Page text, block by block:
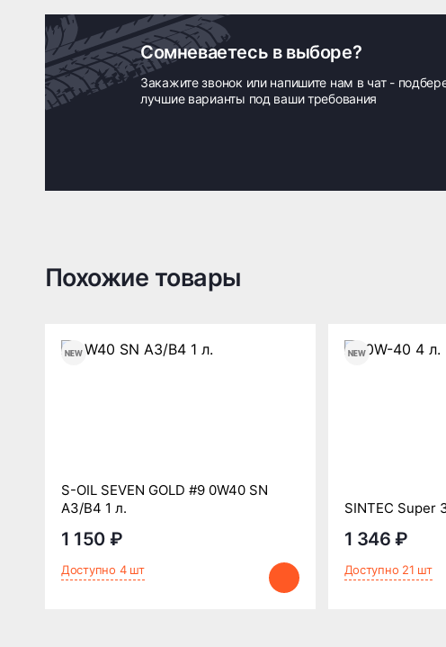
Сомневаетесь в выборе?
Закажите звонок или напишите нам в чат -
лучшие варианты под ваши требования
Похожие товары
S-OIL SEVEN GOLD #9 0W40 SN
A3/B4 1 л.
1 150 ₽
Доступно 4 шт
SINTEC Super
1 346 ₽
Доступно 21 шт